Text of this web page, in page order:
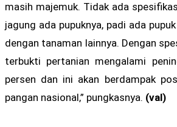
masih majemuk. Tidak ada
jagung ada pupuknya, padi ada
dengan tanaman lainnya. Dengan
terbukti pertanian mengalami
persen dan ini akan berdampak
pangan nasional,” pungkasnya. (val)